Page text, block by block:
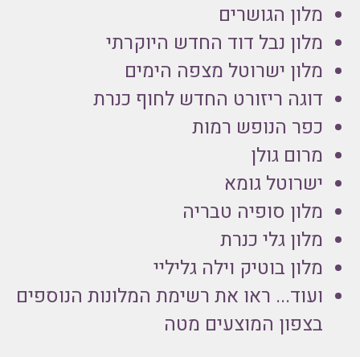
מלון הגושרים
מלון נבל דוד החדש היוקרתי
מלון ישרוטל מצפה הימים
דוגה ריזורט החדש לחוף כנרת
כפר הנופש רמות
מרום גולן
ישרוטל גומא
מלון סופיה טבריה
מלון גלי כנרת
מלון בוטיק וילה גליליי
ועוד... ראו את רשימת המלונות הנוספים
בצפון המוצעים מטה